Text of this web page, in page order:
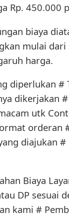
Rp. 450.000
biaya
mulai dari
harga.
diperlukan
dikerjakan
utk
orderan
diajukan
Biaya
DP sesuai
kami #